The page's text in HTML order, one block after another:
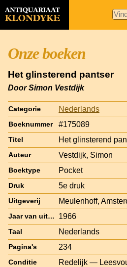
Onze boeken
Het glinsterend pantser
Door Simon Vestdijk
Categorie Nederlands
Boeknummer #175089
Titel Het glinsterend
Auteur Vestdijk, Simon
Boektype Pocket
Druk 5e druk
Uitgeverij Meulenhoff,
Jaar van uitgave 1966
Taal Nederlands
Pagina's 234
Conditie
Redelijk —